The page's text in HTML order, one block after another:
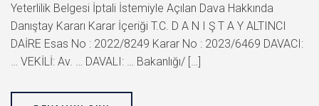
Yeterlilik Belgesi İptali İstemiyle Açılan Dava Hakkında
Danıştay Kararı Karar İçeriği T.C. D A N I Ş T A Y ALTINCI
DAİRE Esas No : 2022/8249 Karar No : 2023/6469 DAVACI:
… VEKİLİ: Av. … DAVALI: … Bakanlığı/ […]